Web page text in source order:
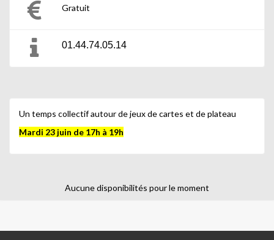
Gratuit
01.44.74.05.14
Un temps collectif autour de jeux de cartes et de plateau
Mardi 23 juin de 17h à 19h
Aucune disponibilités pour le moment